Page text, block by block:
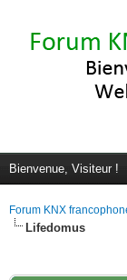
Bienvenue, Visiteur !
Forum KNX
Lifedomus